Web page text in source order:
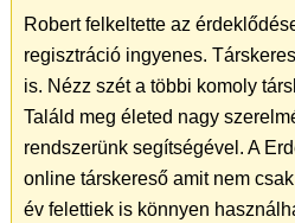
Robert felkeltette az
regisztráció ingyenes.
is. Nézz szét a többi komoly
Találd meg életed nagy
rendszerünk segítségével. A
online társkereső amit nem
év felettiek is könnyen